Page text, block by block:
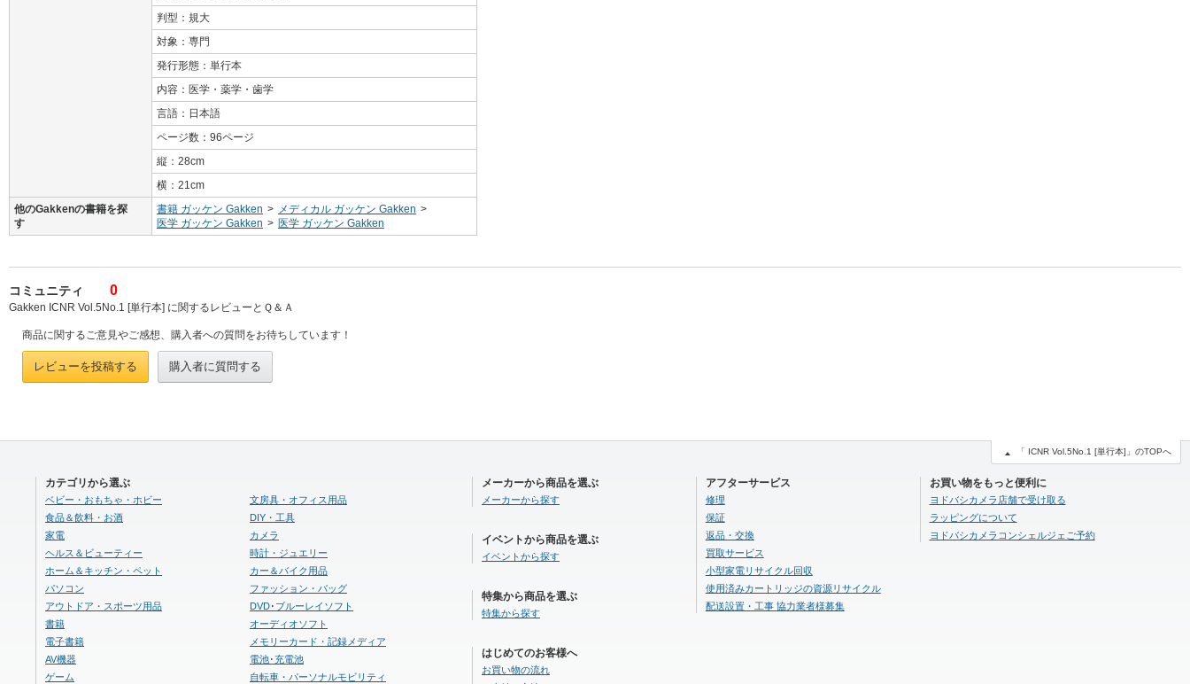
判型：規大
対象：専門
発行形態：単行本
内容：医学・薬学・歯学
言語：日本語
ページ数：96ページ
縦：28cm
横：21cm
他のGakkenの書籍を探
す
書籍 ガッケン Gakken > メディカル ガッケン Gakken >
医学 ガッケン Gakken > 医学 ガッケン Gakken
コミュニティ 0
Gakken ICNR Vol.5No.1 [単行本] に関するレビューとＱ＆Ａ
商品に関するご意見やご感想、購入者への質問をお待ちしています！
レビューを投稿する 購入者に質問する
カテゴリから選ぶ
ベビー・おもちゃ・ホビー
食品＆飲料・お酒
家電
ヘルス＆ビューティー
ホーム＆キッチン・ペット
パソコン
アウトドア・スポーツ用品
書籍
電子書籍
AV機器
ゲーム
文房具・オフィス用品
DIY・工具
カメラ
時計・ジュエリー
カー＆バイク用品
ファッション・バッグ
DVD･ブルーレイソフト
オーディオソフト
メモリーカード・記録メディア
電池･充電池
自転車・パーソナルモビリティ
メーカーから商品を選ぶ
メーカーから探す
イベントから商品を選ぶ
イベントから探す
特集から商品を選ぶ
特集から探す
はじめてのお客様へ
お買い物の流れ
アフターサービス
修理
保証
返品・交換
買取サービス
小型家電リサイクル回収
使用済みカートリッジの資源リサイクル
配送設置・工事 協力業者様募集
お買い物をもっと便利に
ヨドバシカメラ店舗で受け取る
ラッピングについて
ヨドバシカメラコンシェルジェご予約
「 ICNR Vol.5No.1 [単行本]」のTOPへ